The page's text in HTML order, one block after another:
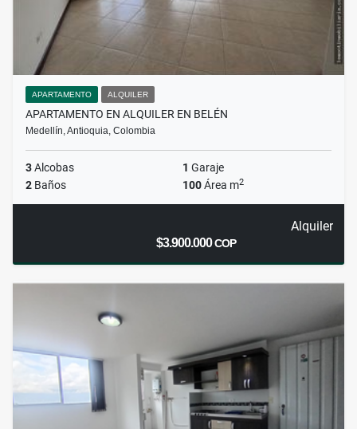
APARTAMENTO ALQUILER
APARTAMENTO EN ALQUILER EN BELÉN
Medellín, Antioquia, Colombia
3Alcobas 1 Garaje
2 Baños 100Área m2
Alquiler
$3.900.000COP